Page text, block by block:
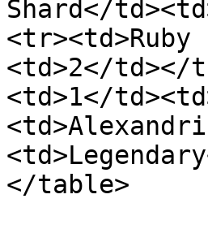
Shard</
<td>2</td></
<td>1</
</table>